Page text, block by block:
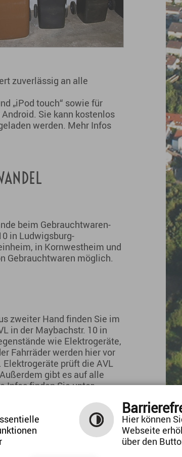
zuverlässig an alle
„iPod touch“ sowie für
Sie kann kostenlos
werden. Mehr Infos
beim Gebrauchtwaren-
in Ludwigsburg-
in Kornwestheim und
Gebrauchtwaren möglich.
zweiter Hand finden Sie im
in der Maybachstr. 10 in
wie Elektrogeräte,
Fahrräder werden hier vor
prüft die AVL
gibt es auf alle
Infos finden Sie unter:
Hier können
Webseite
über den